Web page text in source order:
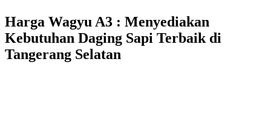
Harga Wagyu A3 : Menyediakan
Kebutuhan Daging Sapi Terbaik di
Tangerang Selatan